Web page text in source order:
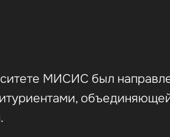
МИСИС был